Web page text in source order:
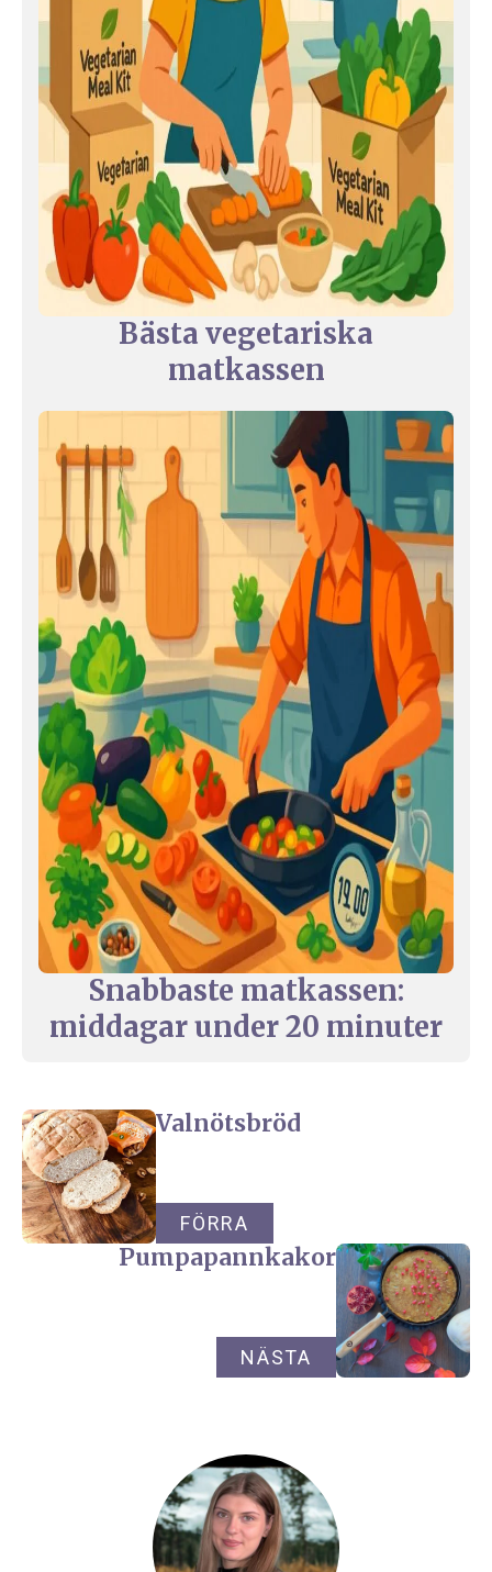
Bästa vegetariska
matkassen
Snabbaste matkassen:
middagar under 20 minuter
Valnötsbröd
FÖRRA
Pumpapannkakor
NÄSTA